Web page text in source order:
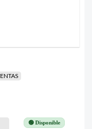
🟢 Disponible